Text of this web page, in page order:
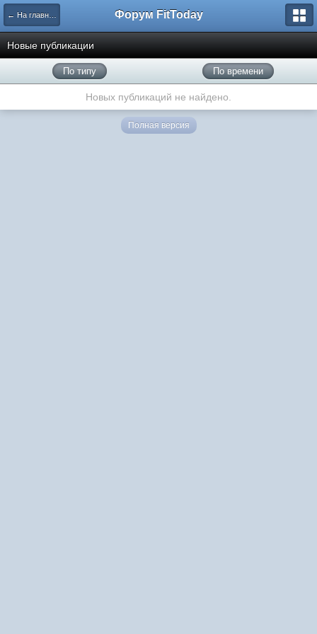
← На главную Форум FitToday
Новые публикации
По типу По времени
Новых публикаций не найдено.
Полная версия